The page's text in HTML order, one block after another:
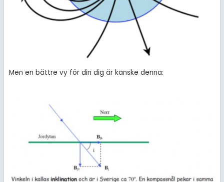
Men en bättre vy för din dig är kanske denna: